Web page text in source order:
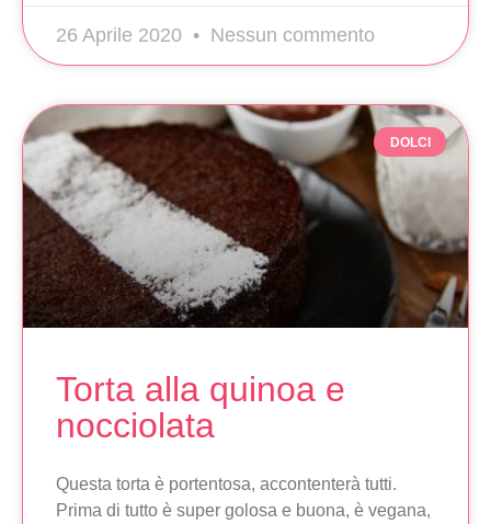
26 Aprile 2020 Nessun commento
DOLCI
Torta alla quinoa e
nocciolata
Questa torta è portentosa, accontenterà tutti.
Prima di tutto è super golosa e buona, è vegana,